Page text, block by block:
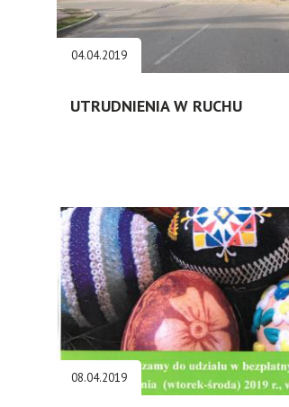
04.04.2019
UTRUDNIENIA W RUCHU
08.04.2019